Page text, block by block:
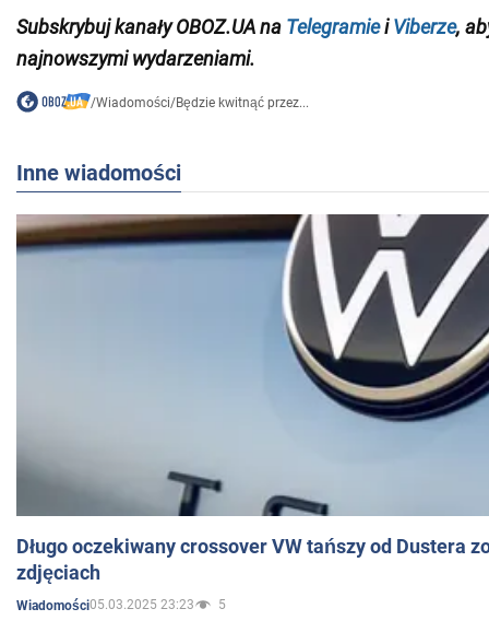
Subskrybuj kanały OBOZ.UA na TelegramieiViberze,
najnowszymi wydarzeniami.
/Wiadomości/Będzie kwitnąć przez...
Inne wiadomości
Długo oczekiwany crossover VW tańszy od Dustera
zdjęciach
Wiadomości05.03.2025 23:23 5